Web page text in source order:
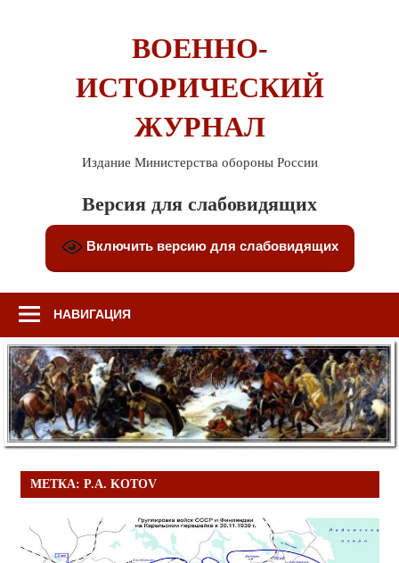
ВОЕННО-
ИСТОРИЧЕСКИЙ
ЖУРНАЛ
Издание Министерства обороны России
Версия для слабовидящих
Включить версию для слабовидящих
НАВИГАЦИЯ
МЕТКА: P.A. KOTOV